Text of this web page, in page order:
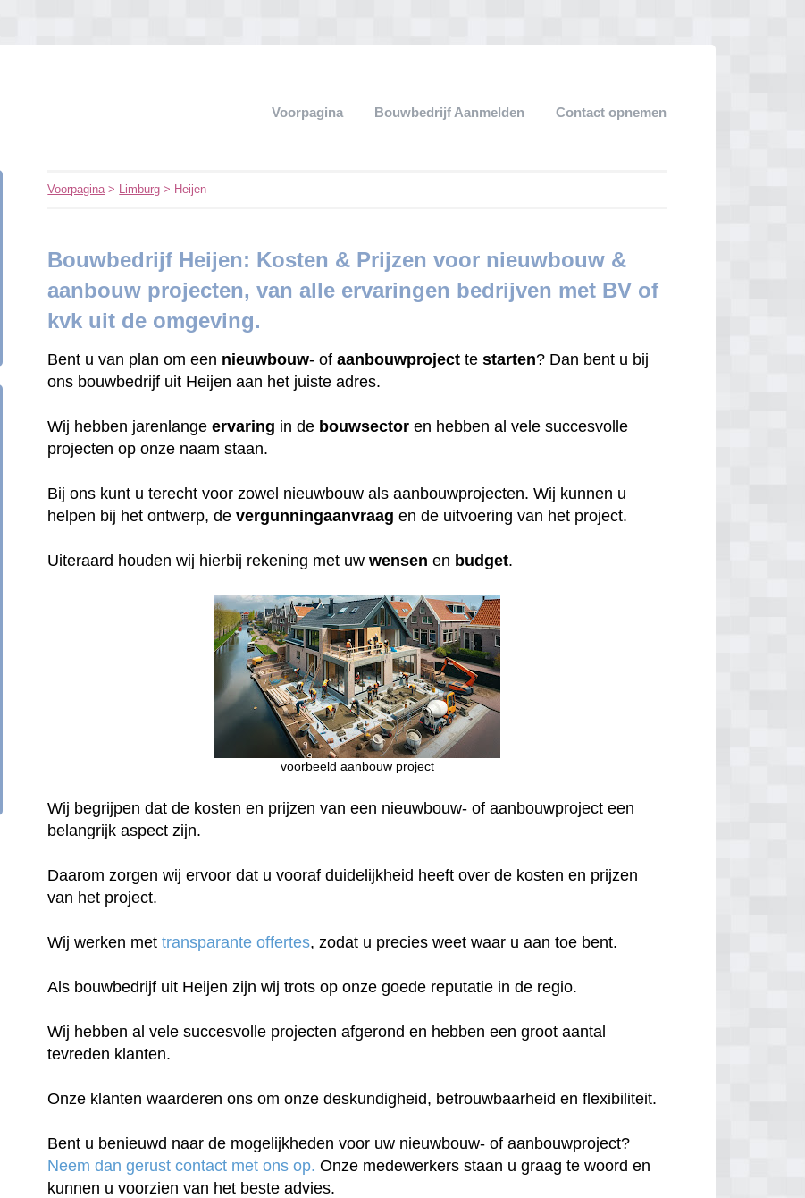
Voorpagina Bouwbedrijf Aanmelden Contact opnemen
Voorpagina> Limburg > Heijen
Bouwbedrijf Heijen: Kosten & Prijzen voor nieuwbouw &
aanbouw projecten, van alle ervaringen bedrijven met BV of
kvk uit de omgeving.
Bent u van plan om een nieuwbouw- ofaanbouwproject testarten? Dan bent u bij
ons bouwbedrijf uit Heijen aan het juiste adres.
Wij hebben jarenlangeervaring in de bouwsector en hebben al vele succesvolle
projecten op onze naam staan.
Bij ons kunt u terecht voor zowel nieuwbouw als aanbouwprojecten. Wij kunnen u
helpen bij het ontwerp, devergunningaanvraag en de uitvoering van het project.
Uiteraard houden wij hierbij rekening met uwwensen en budget.
voorbeeld aanbouw project
Wij begrijpen dat de kosten en prijzen van een nieuwbouw- of aanbouwproject een
belangrijk aspect zijn.
Daarom zorgen wij ervoor dat u vooraf duidelijkheid heeft over de kosten en prijzen
van het project.
Wij werken mettransparante offertes, zodat u precies weet waar u aan toe bent.
Als bouwbedrijf uit Heijen zijn wij trots op onze goede reputatie in de regio.
Wij hebben al vele succesvolle projecten afgerond en hebben een groot aantal
tevreden klanten.
Onze klanten waarderen ons om onze deskundigheid, betrouwbaarheid en flexibiliteit.
Bent u benieuwd naar de mogelijkheden voor uw nieuwbouw- of aanbouwproject?
Neem dan gerust contact met ons op.Onze medewerkers staan u graag te woord en
kunnen u voorzien van het beste advies.